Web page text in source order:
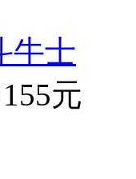
牛士
155元